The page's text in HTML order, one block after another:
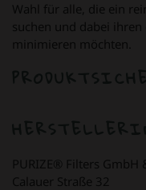
Wahl für alle, die ein
suchen und dabei
minimieren möchten.
PURIZE® Filters GmbH
Calauer Straße 32